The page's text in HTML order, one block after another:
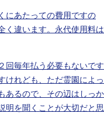
にあたっての費用ですの
く違います。永代使用料は
回毎年払う必要もないです
けれども、ただ霊園によっ
あるので、その辺はしっか
明を聞くことが大切だと思